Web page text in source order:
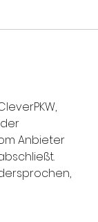
Anbieter